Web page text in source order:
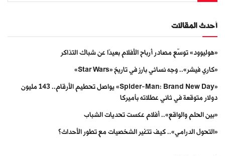
أحدث المقالات
«هوليوود» توسّع مصادر أرباح الأفلام بعيدًا عن شباك التذاكر
«كاري فيشر».. وجه نسائي بارز في تاريخ «Star Wars»
«Spider-Man: Brand New Day» يواصل تحطيم الأرقام.. 143 مليون
دولار متوقعة في ثاني عطلاته بأميركا
«بين الحلم والواقع».. أفلام عكست تحديات الشباب
«التحول الدرامي».. كيف تتغير الشخصيات مع تطور الأحداث؟